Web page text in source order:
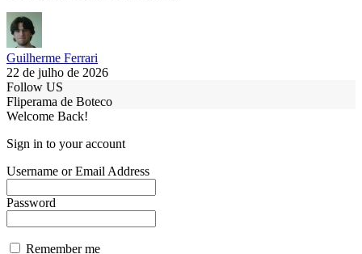
Guilherme Ferrari
22 de julho de 2026
Follow US
Fliperama de Boteco
Welcome Back!
Sign in to your account
Username or Email Address
Password
Remember me